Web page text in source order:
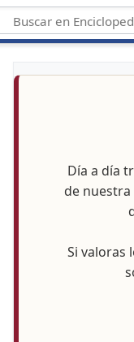
Día a día
de
Si valoras